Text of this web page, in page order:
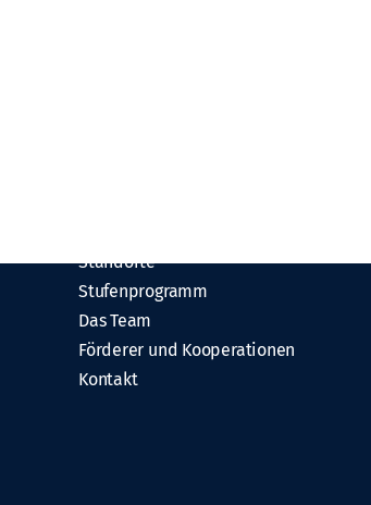
Standorte
Stufenprogramm
Das Team
Förderer und Kooperationen
Kontakt